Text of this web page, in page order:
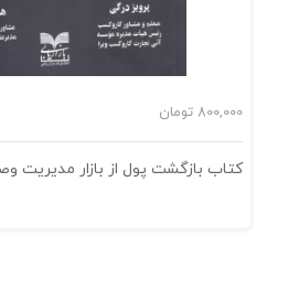
800,000 تومان
کتاب بازگشت پول از بازار مدیریت